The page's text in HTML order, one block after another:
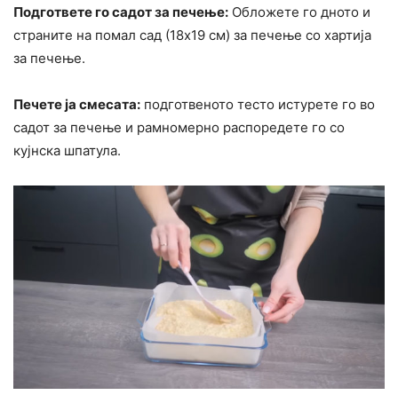
Подгответе го садот за печење: Обложете го дното и
страните на помал сад (18х19 см) за печење со хартија
за печење.
Печете ја смесата: подготвеното тесто истурете го во
садот за печење и рамномерно распоредете го со
кујнска шпатула.